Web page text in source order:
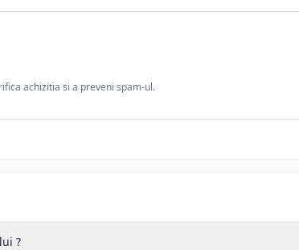
achizitia si a preveni spam-ul.
?